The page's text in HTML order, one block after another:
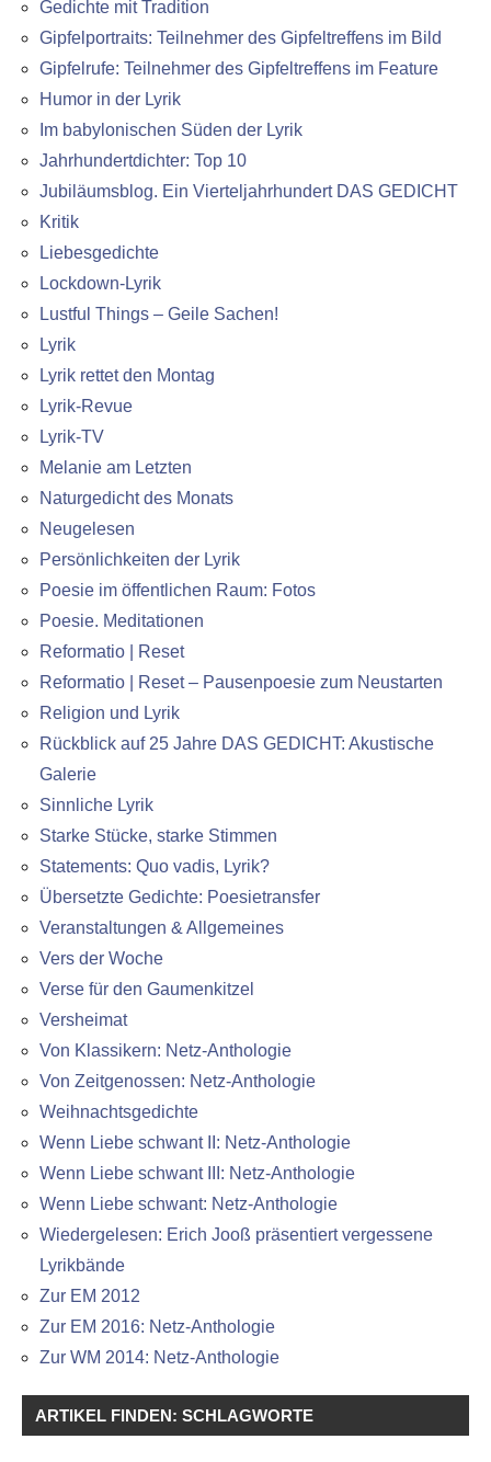
Gedichte mit Tradition
Gipfelportraits: Teilnehmer des Gipfeltreffens im Bild
Gipfelrufe: Teilnehmer des Gipfeltreffens im Feature
Humor in der Lyrik
Im babylonischen Süden der Lyrik
Jahrhundertdichter: Top 10
Jubiläumsblog. Ein Vierteljahrhundert DAS GEDICHT
Kritik
Liebesgedichte
Lockdown-Lyrik
Lustful Things – Geile Sachen!
Lyrik
Lyrik rettet den Montag
Lyrik-Revue
Lyrik-TV
Melanie am Letzten
Naturgedicht des Monats
Neugelesen
Persönlichkeiten der Lyrik
Poesie im öffentlichen Raum: Fotos
Poesie. Meditationen
Reformatio | Reset
Reformatio | Reset – Pausenpoesie zum Neustarten
Religion und Lyrik
Rückblick auf 25 Jahre DAS GEDICHT: Akustische
Galerie
Sinnliche Lyrik
Starke Stücke, starke Stimmen
Statements: Quo vadis, Lyrik?
Übersetzte Gedichte: Poesietransfer
Veranstaltungen & Allgemeines
Vers der Woche
Verse für den Gaumenkitzel
Versheimat
Von Klassikern: Netz-Anthologie
Von Zeitgenossen: Netz-Anthologie
Weihnachtsgedichte
Wenn Liebe schwant II: Netz-Anthologie
Wenn Liebe schwant III: Netz-Anthologie
Wenn Liebe schwant: Netz-Anthologie
Wiedergelesen: Erich Jooß präsentiert vergessene
Lyrikbände
Zur EM 2012
Zur EM 2016: Netz-Anthologie
Zur WM 2014: Netz-Anthologie
ARTIKEL FINDEN: SCHLAGWORTE